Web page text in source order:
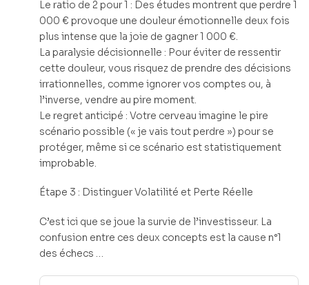
Le ratio de 2 pour 1 : Des études montrent que perdre 1
000 € provoque une douleur émotionnelle deux fois
plus intense que la joie de gagner 1 000 €.
La paralysie décisionnelle : Pour éviter de ressentir
cette douleur, vous risquez de prendre des décisions
irrationnelles, comme ignorer vos comptes ou, à
l’inverse, vendre au pire moment.
Le regret anticipé : Votre cerveau imagine le pire
scénario possible (« je vais tout perdre ») pour se
protéger, même si ce scénario est statistiquement
improbable.
Étape 3 : Distinguer Volatilité et Perte Réelle
C’est ici que se joue la survie de l’investisseur. La
confusion entre ces deux concepts est la cause n°1
des échecs …